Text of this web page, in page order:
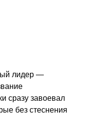
лидер —
сразу завоевал
без стеснения